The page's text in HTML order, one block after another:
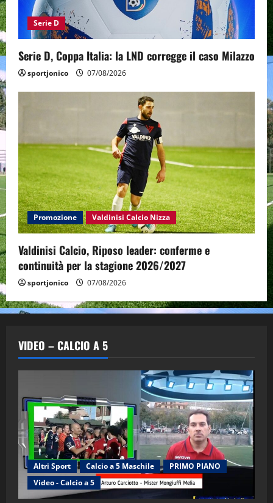
Serie D
Serie D, Coppa Italia: la LND corregge il caso Milazzo
sportjonico 07/08/2026
Promozione Valdinisi Calcio Nizza
Valdinisi Calcio, Riposo leader: conferme e
continuità per la stagione 2026/2027
sportjonico 07/08/2026
VIDEO – CALCIO A 5
Altri Sport Calcio a 5 Maschile
PRIMO PIANO
Video - Calcio a 5